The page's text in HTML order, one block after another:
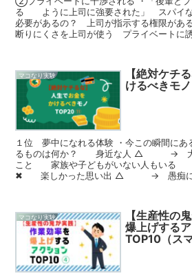
る ように上司に強要された」 スパイ
必要があるの？ 上司が指示する権限があ
断りにくさを上司が使う プライベートに
マコなり実験
【絶対ケチ
けるべきモ
１位 夢中になれる体験 ・今この瞬間に
るものは何か？ 身近な人 △ → 大切
こと 家族や子どもがいない人もい
✖ 楽しかった思い出 △ → 愚痴に
マコなり実験
【生産性の
爆上げする
TOP10（ス